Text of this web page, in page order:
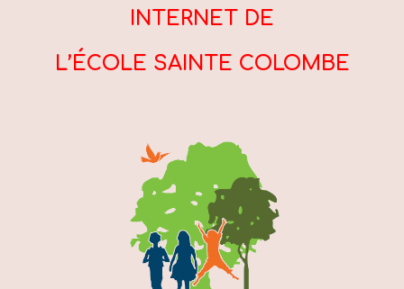
INTERNET DE
L’ÉCOLE SAINTE COLOMBE